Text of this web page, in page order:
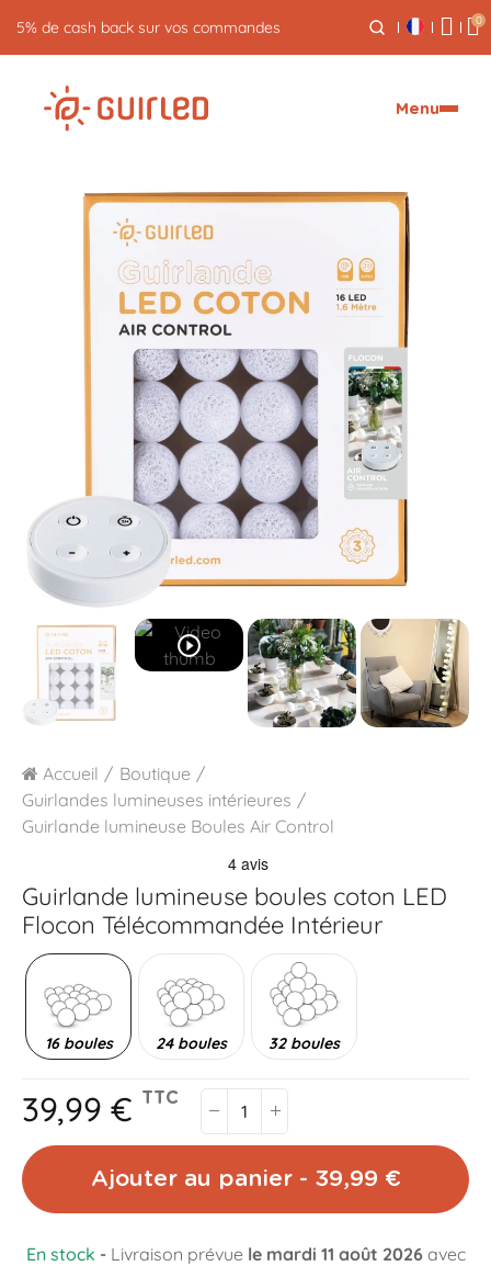
Retour gratuit pendant 30 jours
0
Menu
play_circle_outline
Accueil
Boutique
Guirlandes lumineuses intérieures
Guirlande lumineuse Boules Air Control
Guirlande lumineuse boules coton LED
Flocon Télécommandée Intérieur
16 boules 24 boules 32 boules
39,99 € TTC
Ajouter au panier - 39,99 €
En stock - Livraison prévue le mardi 11 août 2026 avec